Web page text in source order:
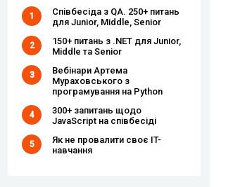
1
Співбесіда з QA. 250+ питань
для Junior, Middle, Senior
2
150+ питань з .NET для Junior,
Middle та Senior
3
Вебінари Артема
Мураховського з
програмування на Python
4
300+ запитань щодо
JavaScript на співбесіді
5
Як не провалити своє IT-
навчання